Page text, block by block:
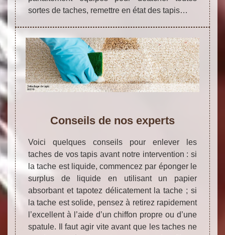
sortes de taches, remettre en état des tapis…
Conseils de nos experts
Voici quelques conseils pour enlever les
taches de vos tapis avant notre intervention : si
la tache est liquide, commencez par éponger le
surplus de liquide en utilisant un papier
absorbant et tapotez délicatement la tache ; si
la tache est solide, pensez à retirez rapidement
l’excellent à l’aide d’un chiffon propre ou d’une
spatule. Il faut agir vite avant que les taches ne